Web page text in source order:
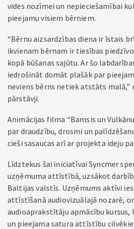
vides nozīmei un nepieciešamībai
pieejamu visiem bērniem.
“Bērnu aizsardzības diena ir īstais
ikvienam bērnam ir tiesības
kopā būšanas sajūtu. Ar šo
iedrošināt domāt plašāk par
neviens bērns netiek atstāts malā,”
pārstāvji.
Animācijas filma “Bamsis un
par draudzību, drosmi un
cieši sasaucas arī ar projekta ideju
Līdztekus šai iniciatīvai Syncmer
uzņēmuma attīstībā, uzsākot
Baltijas valstīs. Uzņēmums aktīvi
attīstīšanā audiovizuālajā nozarē,
audioaprakstītāju apmācību
un pieejama satura attīstību